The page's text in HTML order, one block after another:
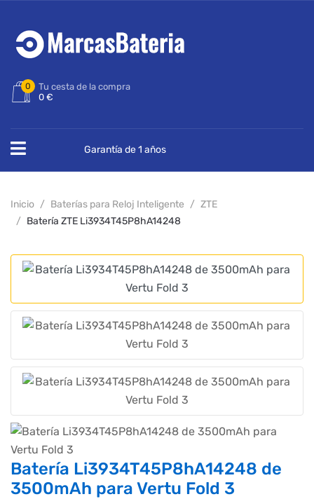
0
Tu cesta de la compra
0 €
Garantía de 1 años
Inicio Baterías para Reloj Inteligente
ZTE
Batería ZTE Li3934T45P8hA14248
Batería Li3934T45P8hA14248 de
3500mAh para Vertu Fold 3